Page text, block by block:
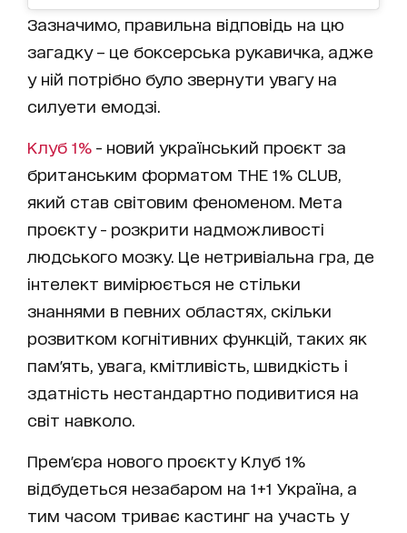
Зазначимо, правильна відповідь на цю
загадку – це боксерська рукавичка, адже
у ній потрібно було звернути увагу на
силуети емодзі.
Клуб 1% - новий український проєкт за
британським форматом THE 1% CLUB,
який став світовим феноменом. Мета
проєкту - розкрити надможливості
людського мозку. Це нетривіальна гра, де
інтелект вимірюється не стільки
знаннями в певних областях, скільки
розвитком когнітивних функцій, таких як
пам'ять, увага, кмітливість, швидкість і
здатність нестандартно подивитися на
світ навколо.
Прем'єра нового проєкту Клуб 1%
відбудеться незабаром на 1+1 Україна, а
тим часом триває кастинг на участь у